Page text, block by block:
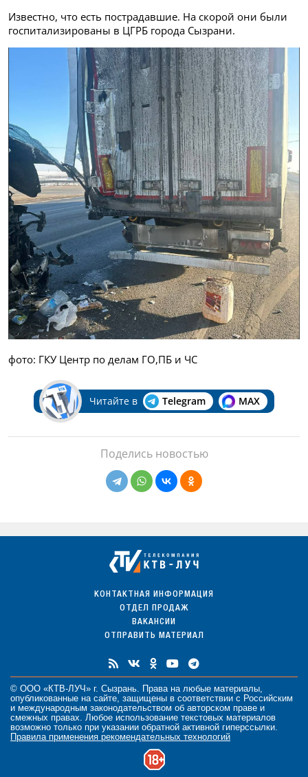
Известно, что есть пострадавшие. На скорой они были
госпитализированы в ЦГРБ города Сызрани.
фото: ГКУ Центр по делам ГО,ПБ и ЧС
Читайте в Telegram MAX
Поделись новостью
КОНТАКТНАЯ ИНФОРМАЦИЯ
ОТДЕЛ ПРОДАЖ
ВАКАНСИИ
ОТПРАВИТЬ МАТЕРИАЛ
© ООО «КТВ-ЛУЧ» г. Сызрань. Права на любые материалы
опубликованные на сайте, защищены в соответствии с Российским
и международным законодательством об авторском праве и
смежных правах. Любое использование текстовых материалов
возможно только при указании обратной активной гиперссылки.
Правила применения рекомендательных технологий